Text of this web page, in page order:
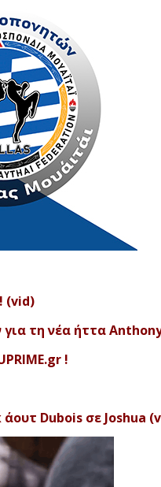
(vid)
τη νέα ήττα
!
Dubois σε Joshua